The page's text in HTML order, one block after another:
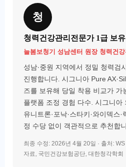
청
청력건강관리전문가 1급 보
늘봄보청기 성남센터 원장 청력건
성남·중원 지역에서 정밀 청력검
진행합니다. 시그니아 Pure
즈를 보유해 당일 착용 비교가 가
플랫폼 조정 경험 다수. 시그니아
유니트론·포낙·스타키·와이덱스
정 수당 없이 객관적으로 추천합
최종 수정: 2026년 4월 20일 · 출처:
자료, 국민건강보험공단, 대한청각학회